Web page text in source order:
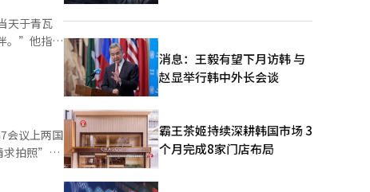
天于青瓦
。”他指
交，得益
自118个
欧盟
。 此外，
8月，他
在内的多
会议上两国
求拍照”，
消息：王毅有望下月访韩 与
赵显举行韩中外长会谈
霸王茶姬持续深耕韩国市场 3
个月完成8家门店布局